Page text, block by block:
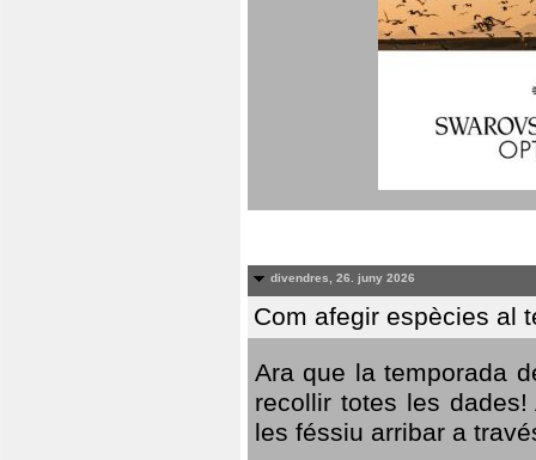
divendres, 26. juny 2026
Com afegir espècies al
Ara que la temporada
recollir totes les
les féssiu arribar a